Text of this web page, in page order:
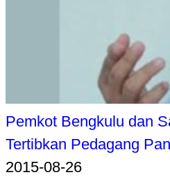
Pemkot Bengkulu dan
Tertibkan Pedagang
2015-08-26